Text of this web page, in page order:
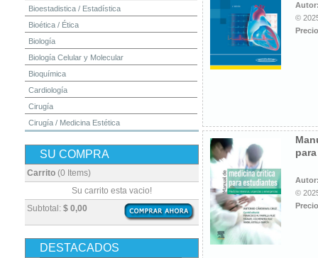
Bioestadistica / Estadística
Bioética / Ética
Biología
Biología Celular y Molecular
Bioquímica
Cardiología
Cirugía
Cirugía / Medicina Estética
Dermatología
Diagnóstico por Imagen / Radiología
Embriología
Enfermería
Epidemiología
SU COMPRA
Carrito (0 Items)
Subtotal: $ 0,00
Su carrito esta vacio!
DESTACADOS
©
©